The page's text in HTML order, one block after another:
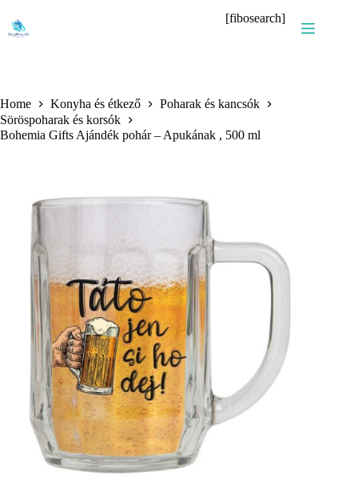
content
[fibosearch]
Home Konyha és étkező
Poharak és kancsók
Söröspoharak és korsók
Bohemia Gifts Ajándék pohár – Apukának , 500 ml